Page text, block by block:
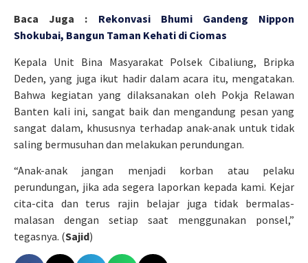
Baca Juga :
Rekonvasi Bhumi Gandeng Nippon
Shokubai, Bangun Taman Kehati di Ciomas
Kepala Unit Bina Masyarakat Polsek Cibaliung, Bripka
Deden, yang juga ikut hadir dalam acara itu, mengatakan.
Bahwa kegiatan yang dilaksanakan oleh Pokja Relawan
Banten kali ini, sangat baik dan mengandung pesan yang
sangat dalam, khususnya terhadap anak-anak untuk tidak
saling bermusuhan dan melakukan perundungan.
“Anak-anak jangan menjadi korban atau pelaku
perundungan, jika ada segera laporkan kepada kami. Kejar
cita-cita dan terus rajin belajar juga tidak bermalas-
malasan dengan setiap saat menggunakan ponsel,”
tegasnya. (Sajid)